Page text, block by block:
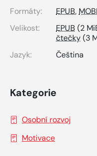
Formáty: EPUB, MOBI
Velikost:
EPUB (2
čtečky(3
Jazyk:
Čeština
Kategorie
Osobní rozvoj
Motivace